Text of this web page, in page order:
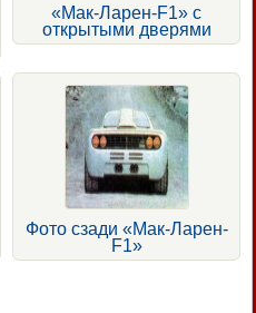
«Мак-Ларен-F1» с
открытыми дверями
Фото сзади «Мак-Ларен-
F1»